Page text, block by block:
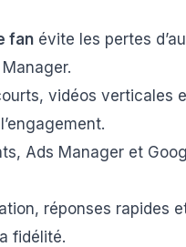
fan évite les pertes
vidéos verticales
Ads Manager et
réponses rapides
fidélité.